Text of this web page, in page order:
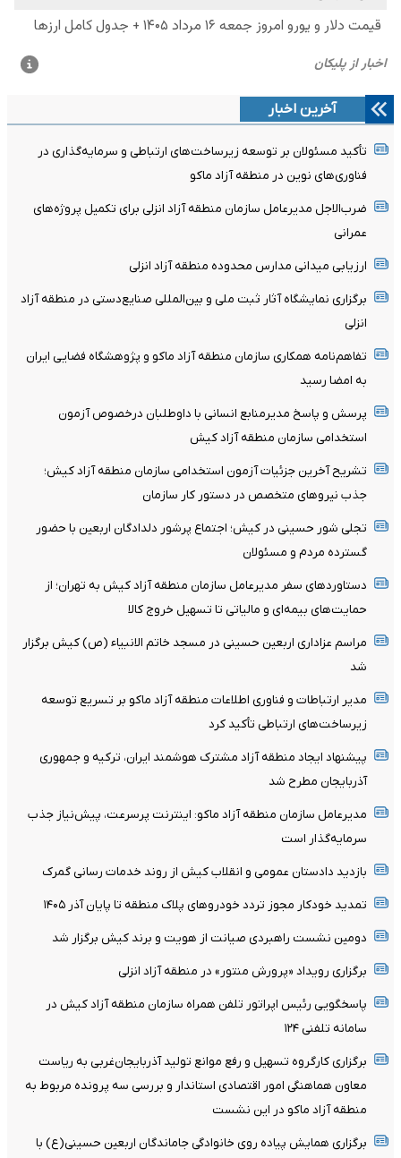
آخرین اخبار
تأکید مسئولان بر توسعه زیرساخت‌های ارتباطی و سرمایه‌گذاری در
فناوری‌های نوین در منطقه آزاد ماکو
ضرب‌الاجل مدیرعامل سازمان منطقه آزاد انزلی برای تکمیل پروژه‌های
عمرانی
ارزیابی میدانی مدارس محدوده منطقه آزاد انزلی
برگزاری نمایشگاه آثار ثبت ملی و بین‌المللی صنایع‌دستی در منطقه آزاد
انزلی
تفاهم‌نامه همکاری سازمان منطقه آزاد ماکو و پژوهشگاه فضایی ایران
به امضا رسید
پرسش و پاسخ مدیرمنابع انسانی با داوطلبان درخصوص آزمون
استخدامی سازمان منطقه آزاد کیش
تشریح آخرین جزئیات آزمون استخدامی سازمان منطقه آزاد کیش؛
جذب نیروهای متخصص در دستور کار سازمان
تجلی شور حسینی در کیش؛ اجتماع پرشور دلدادگان اربعین با حضور
گسترده مردم و مسئولان
دستاوردهای سفر مدیرعامل سازمان منطقه آزاد کیش به تهران؛ از
حمایت‌های بیمه‌ای و مالیاتی تا تسهیل خروج کالا
مراسم عزاداری اربعین حسینی در مسجد خاتم ‌الانبیاء (ص) کیش برگزار
شد
مدیر ارتباطات و فناوری اطلاعات منطقه آزاد ماکو بر تسریع توسعه
زیرساخت‌های ارتباطی تأکید کرد
پیشنهاد ایجاد منطقه آزاد مشترک هوشمند ایران، ترکیه و جمهوری
آذربایجان مطرح شد
مدیرعامل سازمان منطقه آزاد ماکو: اینترنت پرسرعت، پیش‌نیاز جذب
سرمایه‌گذار است
بازدید دادستان عمومی و انقلاب کیش از روند خدمات رسانی گمرک
تمدید خودکار مجوز تردد خودروهای پلاک منطقه تا پایان آذر ۱۴۰۵
دومین نشست راهبردی صیانت از هویت و برند کیش برگزار شد
برگزاری رویداد «پرورش منتور» در منطقه آزاد انزلی
پاسخگویی رئیس اپراتور تلفن همراه سازمان منطقه آزاد کیش در
سامانه تلفنی ۱۲۴
برگزاری کارگروه تسهیل و رفع موانع تولید آذربایجان‌غربی به ریاست
معاون هماهنگی امور اقتصادی استاندار و بررسی سه پرونده مربوط به
منطقه آزاد ماکو در این نشست
برگزاری همایش پیاده روی خانوادگی جاماندگان اربعین حسینی(ع) با